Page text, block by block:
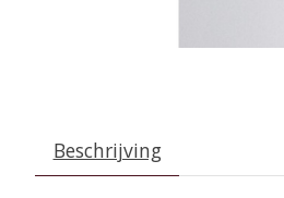
Beschrijving